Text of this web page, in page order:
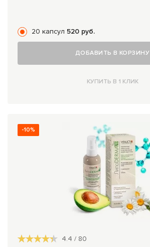
20 капсул 520 руб.
ДОБАВИТЬ В КОРЗИНУ
КУПИТЬ В 1 КЛИК
-10%
4.4 / 80